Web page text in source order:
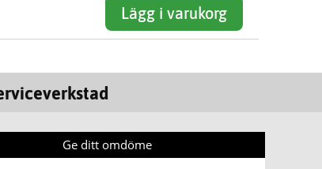
Lägg i varukorg
Ge ditt omdöme